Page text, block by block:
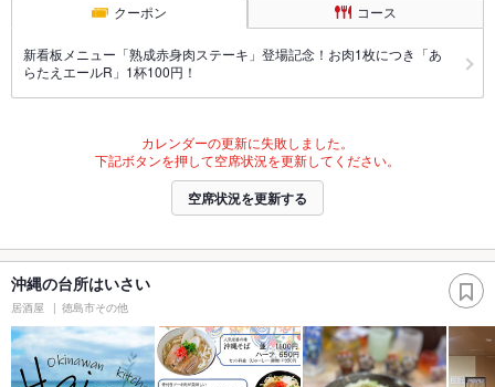
クーポン コース
新看板メニュー「熟成赤身肉ステーキ」登場記念！お肉1枚につき「あ
らたえエールR」1杯100円！
カレンダーの更新に失敗しました。
下記ボタンを押して空席状況を更新してください。
空席状況を更新する
沖縄の台所はいさい
居酒屋 徳島市その他